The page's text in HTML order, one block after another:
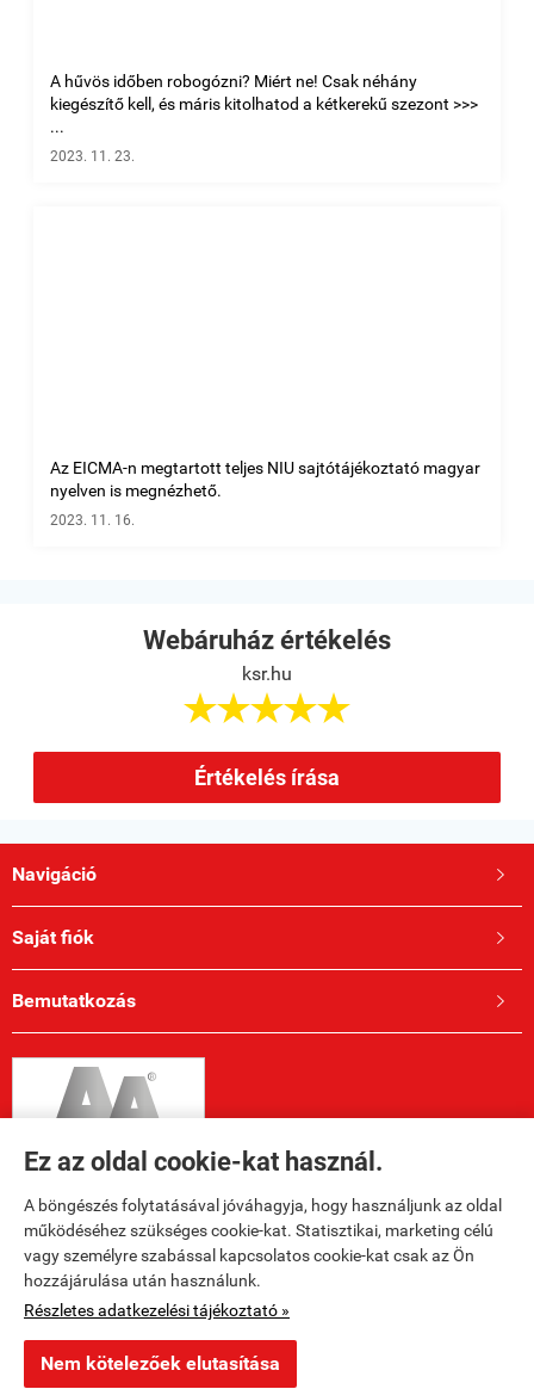
Ez az oldal cookie-kat használ.
A böngészés folytatásával jóváhagyja, hogy használjunk az oldal
működéséhez szükséges cookie-kat. Statisztikai, marketing célú
vagy személyre szabással kapcsolatos cookie-kat csak az Ön
hozzájárulása után használunk.
Részletes adatkezelési tájékoztató »
Nem kötelezőek elutasítása
A hűvös időben robogózni? Miért ne! Csak néhány
kiegészítő kell, és máris kitolhatod a kétkerekű szezont >>>
...
2023. 11. 23.
Az EICMA-n megtartott teljes NIU sajtótájékoztató magyar
nyelven is megnézhető.
2023. 11. 16.
Webáruház értékelés
ksr.hu

Értékelés írása
Navigáció 
Saját fiók 
Bemutatkozás 
Elérhetőségek